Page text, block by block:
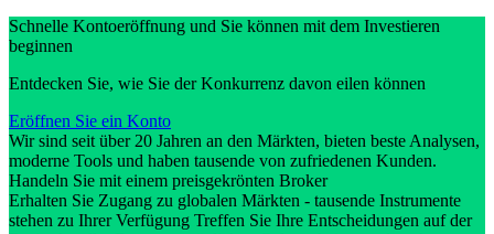
Schnelle Kontoeröffnung und Sie können mit dem Investieren
beginnen
Entdecken Sie, wie Sie der Konkurrenz davon eilen können
Eröffnen Sie ein Konto
Wir sind seit über 20 Jahren an den Märkten, bieten beste Analysen,
moderne Tools und haben tausende von zufriedenen Kunden.
Handeln Sie mit einem preisgekrönten Broker
Erhalten Sie Zugang zu globalen Märkten - tausende Instrumente
stehen zu Ihrer Verfügung Treffen Sie Ihre Entscheidungen auf der